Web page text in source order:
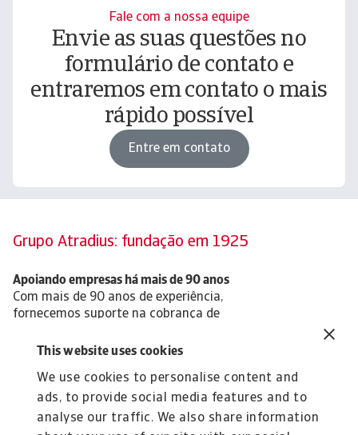
This website uses cookies
We use cookies to personalise content and
ads, to provide social media features and to
analyse our traffic. We also share information
Fale com a nossa equipe
Envie as suas questões no
formulário de contato e
entraremos em contato o mais
rápido possível
Entre em contato
Grupo Atradius: fundação em 1925
Apoiando empresas há mais de 90 anos
Com mais de 90 anos de experiência,
fornecemos suporte na cobrança de
pequenas e médias empresas, bem como
negócio.